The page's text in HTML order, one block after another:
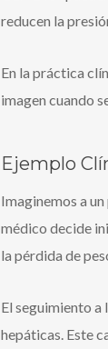
reducen la
En la práctica
imagen cuando
Ejemplo
Imaginemos a
médico decide
la pérdida de
El seguimiento a
hepáticas. Este